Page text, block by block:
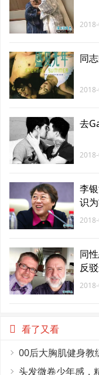
同
去
李
识
同
反
看了又看
00后大胸肌健身教
头发微卷少年感，